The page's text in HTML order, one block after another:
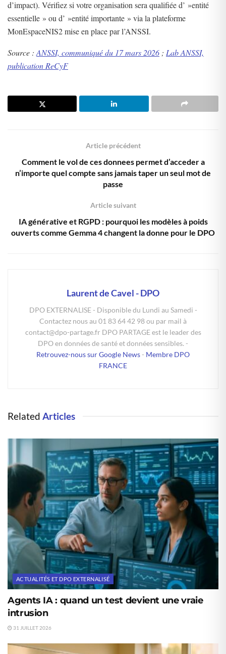
d’impact). Vérifiez si votre organisation sera qualifiée d’ »entité
essentielle » ou d’ »entité importante » via la plateforme
MonEspaceNIS2 mise en place par l’ANSSI.
Source : ANSSI, communiqué du 17 mars 2026 ; Lab ANSSI,
publication ReCyF
Article précédent
Comment le vol de ces donnees permet d’acceder a
n’importe quel compte sans jamais taper un seul mot de
passe
Article suivant
IA générative et RGPD : pourquoi les modèles à poids
ouverts comme Gemma 4 changent la donne pour le DPO
Laurent de Cavel - DPO
DPO EXTERNALISE - Disponible du Lundi au Samedi -
Contactez nous au 01 83 64 42 98 ou par mail à
contact@dpo-partage.fr DPO PARTAGE est le leader des
DPO en données de santé et données sensibles. -
Retrouvez-nous sur Google News- Membre DPO
FRANCE
Related Articles
ACTUALITÉS ET DPO EXTERNALISÉ
Agents IA : quand un test devient une vraie
intrusion
31 JUILLET 2026